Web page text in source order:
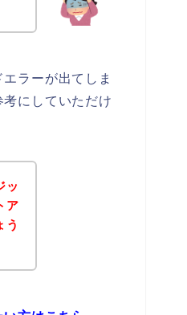
ラーが出てしま
にしていただけ
ッ
ア
う